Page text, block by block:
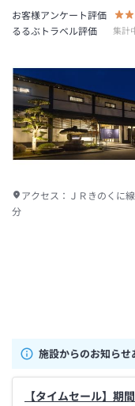
お客様アンケート評価
るるぶトラベル評価
集計
アクセス： ＪＲきのくに
分
施設からのお知らせ
【タイムセール】期